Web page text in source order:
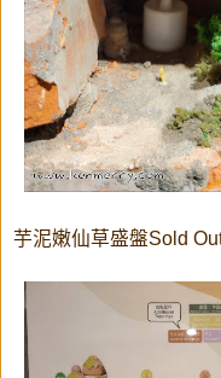
芋泥嫩仙草盛盤Sold